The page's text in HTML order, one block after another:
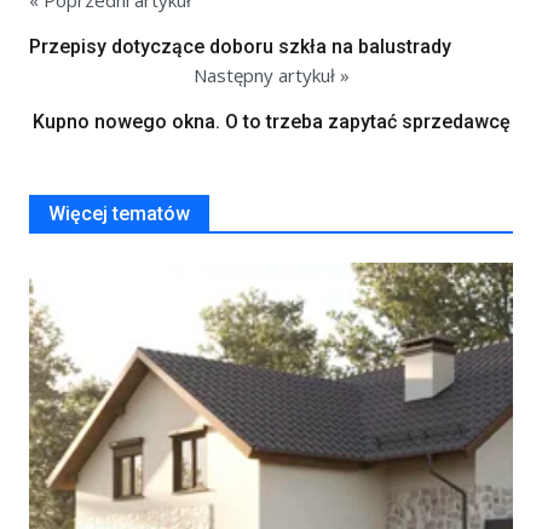
Przepisy dotyczące doboru szkła na balustrady
Następny artykuł »
Kupno nowego okna. O to trzeba zapytać sprzedawcę
Więcej tematów